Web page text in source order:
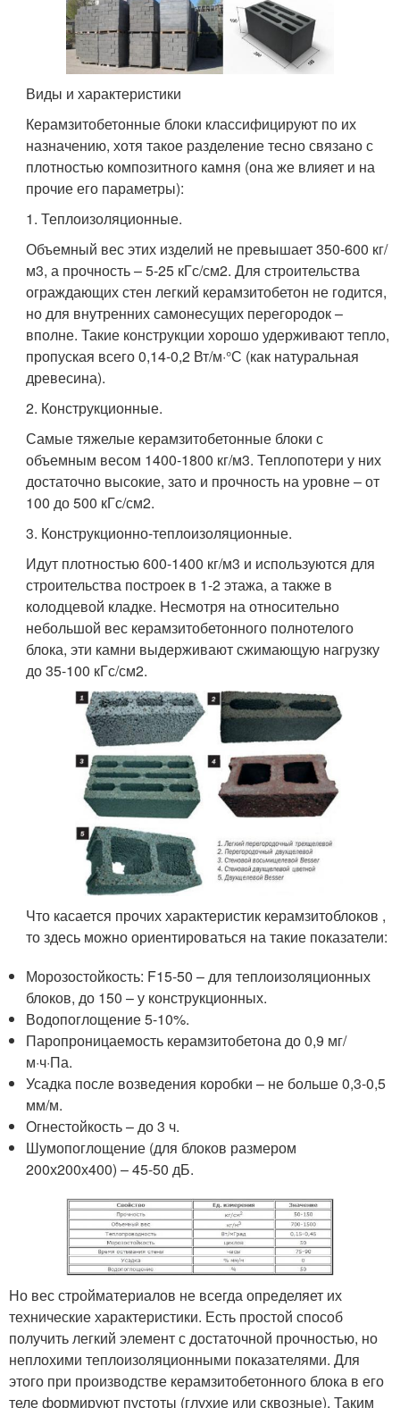
Виды и характеристики
Керамзитобетонные блоки классифицируют по их
назначению, хотя такое разделение тесно связано с
плотностью композитного камня (она же влияет и на
прочие его параметры):
1. Теплоизоляционные.
Объемный вес этих изделий не превышает 350-600 кг/
м3, а прочность – 5-25 кГс/см2. Для строительства
ограждающих стен легкий керамзитобетон не годится,
но для внутренних самонесущих перегородок –
вполне. Такие конструкции хорошо удерживают тепло,
пропуская всего 0,14-0,2 Вт/м·°С (как натуральная
древесина).
2. Конструкционные.
Самые тяжелые керамзитобетонные блоки с
объемным весом 1400-1800 кг/м3. Теплопотери у них
достаточно высокие, зато и прочность на уровне – от
100 до 500 кГс/см2.
3. Конструкционно-теплоизоляционные.
Идут плотностью 600-1400 кг/м3 и используются для
строительства построек в 1-2 этажа, а также в
колодцевой кладке. Несмотря на относительно
небольшой вес керамзитобетонного полнотелого
блока, эти камни выдерживают сжимающую нагрузку
до 35-100 кГс/см2.
Что касается прочих характеристик керамзитоблоков ,
то здесь можно ориентироваться на такие показатели:
Морозостойкость: F15-50 – для теплоизоляционных
блоков, до 150 – у конструкционных.
Водопоглощение 5-10%.
Паропроницаемость керамзитобетона до 0,9 мг/
м·ч·Па.
Усадка после возведения коробки – не больше 0,3-0,5
мм/м.
Огнестойкость – до 3 ч.
Шумопоглощение (для блоков размером
200х200х400) – 45-50 дБ.
Но вес стройматериалов не всегда определяет их
технические характеристики. Есть простой способ
получить легкий элемент с достаточной прочностью, но
неплохими теплоизоляционными показателями. Для
этого при производстве керамзитобетонного блока в его
теле формируют пустоты (глухие или сквозные). Таким